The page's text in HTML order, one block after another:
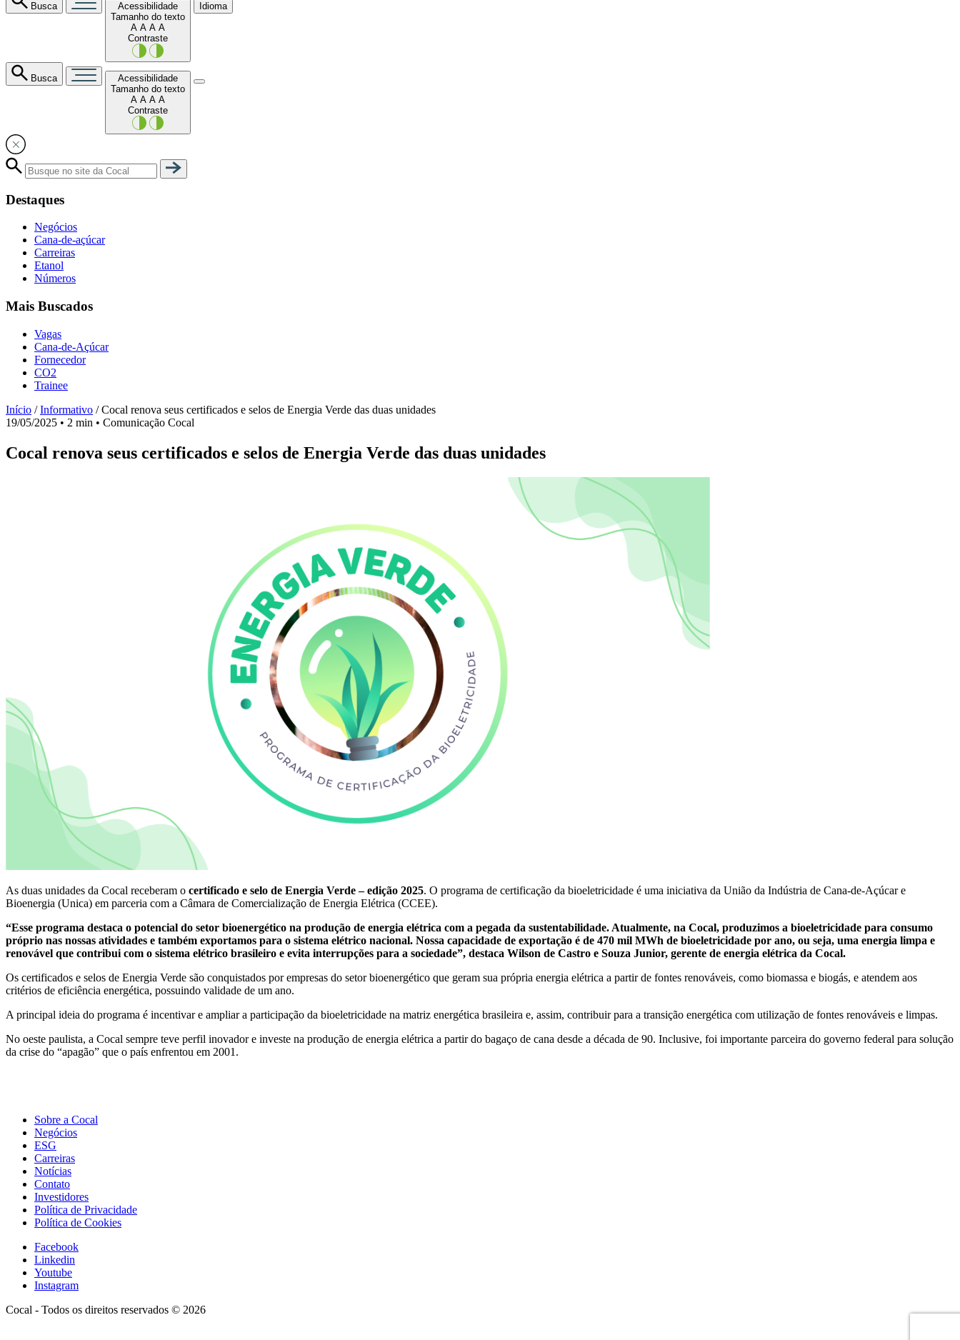
Busca
Acessibilidade
Tamanho do texto
A A A A
Contraste
Idioma
Busca
Acessibilidade
Tamanho do texto
A A A A
Contraste
Destaques
Negócios
Cana-de-açúcar
Carreiras
Etanol
Números
Mais Buscados
Vagas
Cana-de-Açúcar
Fornecedor
CO2
Trainee
Início /Informativo /Cocal renova seus certificados e selos de Energia Verde das duas unidades
19/05/2025 • 2 min • Comunicação Cocal
Cocal renova seus certificados e selos de Energia Verde das duas unidades
As duas unidades da Cocal receberam o certificado e selo de Energia Verde – edição 2025. O programa de certificação da bioeletricidade é uma iniciativa da União da Indústria de Cana-de-Açúcar e
Bioenergia (Unica) em parceria com a Câmara de Comercialização de Energia Elétrica (CCEE).
“Esse programa destaca o potencial do setor bioenergético na produção de energia elétrica com a pegada da sustentabilidade. Atualmente, na Cocal, produzimos a bioeletricidade para consumo
próprio nas nossas atividades e também exportamos para o sistema elétrico nacional. Nossa capacidade de exportação é de 470 mil MWh de bioeletricidade por ano, ou seja, uma energia limpa e
renovável que contribui com o sistema elétrico brasileiro e evita interrupções para a sociedade”, destaca Wilson de Castro e Souza Junior, gerente de energia elétrica da Cocal.
Os certificados e selos de Energia Verde são conquistados por empresas do setor bioenergético que geram sua própria energia elétrica a partir de fontes renováveis, como biomassa e biogás, e atendem aos
critérios de eficiência energética, possuindo validade de um ano.
A principal ideia do programa é incentivar e ampliar a participação da bioeletricidade na matriz energética brasileira e, assim, contribuir para a transição energética com utilização de fontes renováveis e limpas.
No oeste paulista, a Cocal sempre teve perfil inovador e investe na produção de energia elétrica a partir do bagaço de cana desde a década de 90. Inclusive, foi importante parceira do governo federal para solução
da crise do “apagão” que o país enfrentou em 2001.
Sobre a Cocal
Negócios
ESG
Carreiras
Notícias
Contato
Investidores
Política de Privacidade
Política de Cookies
Facebook
Linkedin
Youtube
Instagram
Cocal - Todos os direitos reservados © 2026